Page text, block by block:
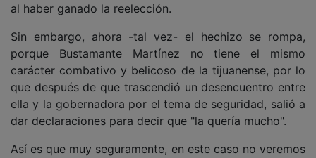
al haber ganado la reelección.
Sin embargo, ahora -tal vez- el hechizo se rompa,
porque Bustamante Martínez no tiene el mismo
carácter combativo y belicoso de la tijuanense, por lo
que después de que trascendió un desencuentro entre
ella y la gobernadora por el tema de seguridad, salió a
dar declaraciones para decir que "la quería mucho".
Así es que muy seguramente, en este caso no veremos